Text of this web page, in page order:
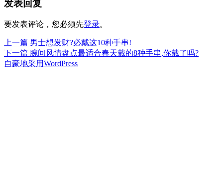
于
发表回复
要发表评论，您必须先登录。
文
章
上一篇 上
篇
文
男士想发财?必戴这10种手串!
下一篇 下
篇
腕间风情盘点最适合春天戴的8种手串,你戴了吗?
自豪地采用WordPress